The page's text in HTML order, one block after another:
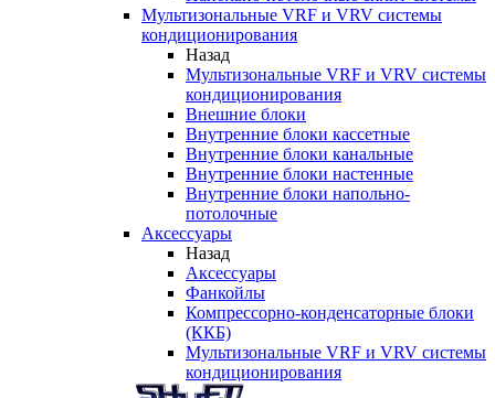
Мультизональные VRF и VRV системы
кондиционирования
Назад
Мультизональные VRF и VRV системы
кондиционирования
Внешние блоки
Внутренние блоки кассетные
Внутренние блоки канальные
Внутренние блоки настенные
Внутренние блоки напольно-
потолочные
Аксессуары
Назад
Аксессуары
Фанкойлы
Компрессорно-конденсаторные блоки
(ККБ)
Мультизональные VRF и VRV системы
кондиционирования